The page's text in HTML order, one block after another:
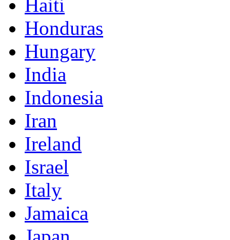
Haiti
Honduras
Hungary
India
Indonesia
Iran
Ireland
Israel
Italy
Jamaica